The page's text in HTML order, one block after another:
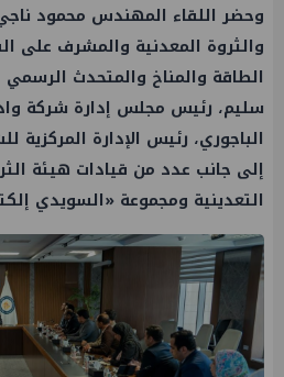
وحضر اللقاء المهندس محمود
والثروة المعدنية والمشرف على
الطاقة والمناخ والمتحدث الرسمي
سليم، رئيس مجلس إدارة شركة
الباجوري، رئيس الإدارة المركزية
إلى جانب عدد من قيادات هيئة
التعدينية ومجموعة «السويدي